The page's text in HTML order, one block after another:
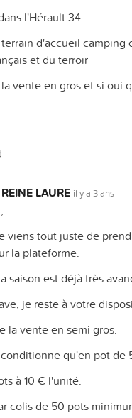
l'Hérault 34
d'accueil camping
et du terroir
vente en gros et si oui
LAURE il y a 3 ans
viens tout juste de
la plateforme.
saison est déjà très
je reste à votre
la vente en semi gros.
qu'en pot de
à 10 € l'unité.
colis de 50 pots